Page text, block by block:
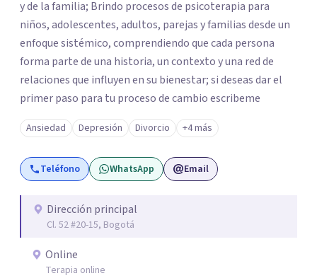
y de la familia; Brindo procesos de psicoterapia para
niños, adolescentes, adultos, parejas y familias desde un
enfoque sistémico, comprendiendo que cada persona
forma parte de una historia, un contexto y una red de
relaciones que influyen en su bienestar; si deseas dar el
primer paso para tu proceso de cambio escribeme
Ansiedad Depresión Divorcio +4 más
Teléfono WhatsApp Email
Dirección principal
Cl. 52 #20-15, Bogotá
Online
Terapia online